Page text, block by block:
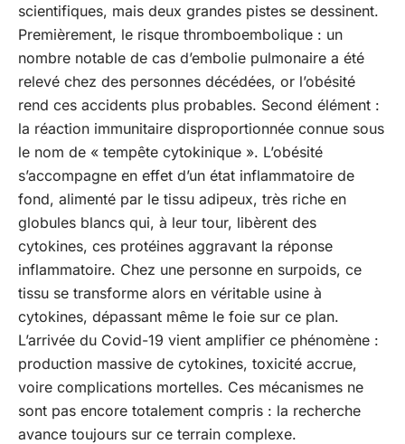
scientifiques, mais deux grandes pistes se dessinent.
Premièrement, le risque thromboembolique : un
nombre notable de cas d’embolie pulmonaire a été
relevé chez des personnes décédées, or l’obésité
rend ces accidents plus probables. Second élément :
la réaction immunitaire disproportionnée connue sous
le nom de « tempête cytokinique ». L’obésité
s’accompagne en effet d’un état inflammatoire de
fond, alimenté par le tissu adipeux, très riche en
globules blancs qui, à leur tour, libèrent des
cytokines, ces protéines aggravant la réponse
inflammatoire. Chez une personne en surpoids, ce
tissu se transforme alors en véritable usine à
cytokines, dépassant même le foie sur ce plan.
L’arrivée du Covid-19 vient amplifier ce phénomène :
production massive de cytokines, toxicité accrue,
voire complications mortelles. Ces mécanismes ne
sont pas encore totalement compris : la recherche
avance toujours sur ce terrain complexe.